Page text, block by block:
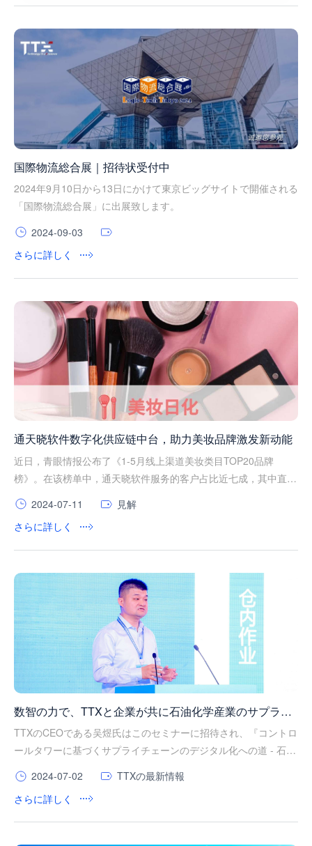
求も達成しています。
国際物流総合展｜招待状受付中
2024年9月10日から13日にかけて東京ビッグサイトで開催される
「国際物流総合展」に出展致します。
2024-09-03
さらに詳しく
通天晓软件数字化供应链中台，助力美妆品牌激发新动能
近日，青眼情报公布了《1-5月线上渠道美妆类目TOP20品牌
榜》。在该榜单中，通天晓软件服务的客户占比近七成，其中直接
客户近五成，彰显了其在美妆行业中的重要地位和影响力。
2024-07-11
見解
さらに詳しく
数智の力で、TTXと企業が共に石油化学産業のサプライ
チェーンの発展機会を探る
TTXのCEOである吴煜氏はこのセミナーに招待され、『コントロ
ールタワーに基づくサプライチェーンのデジタル化への道 - 石油
いました。
2024-07-02
TTXの最新情報
さらに詳しく